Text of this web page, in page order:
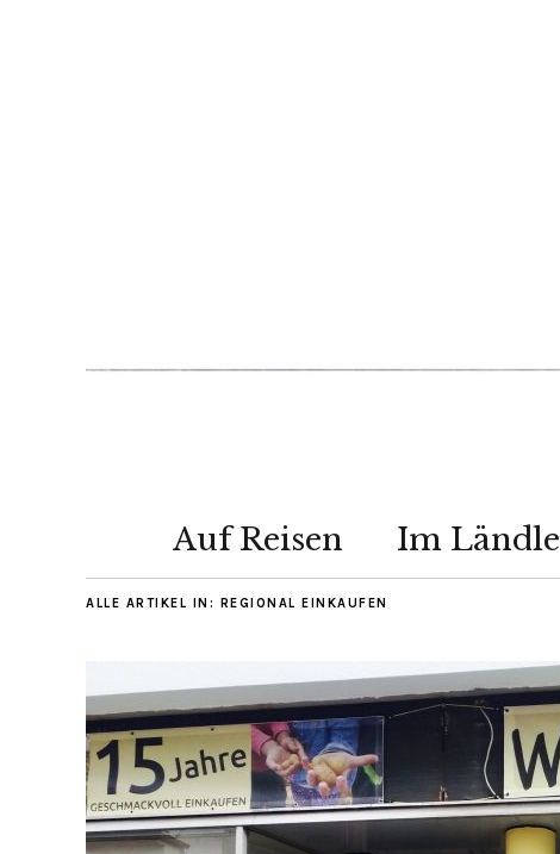
Auf Reisen Im Ländle
ALLE ARTIKEL IN: REGIONAL EINKAUFEN